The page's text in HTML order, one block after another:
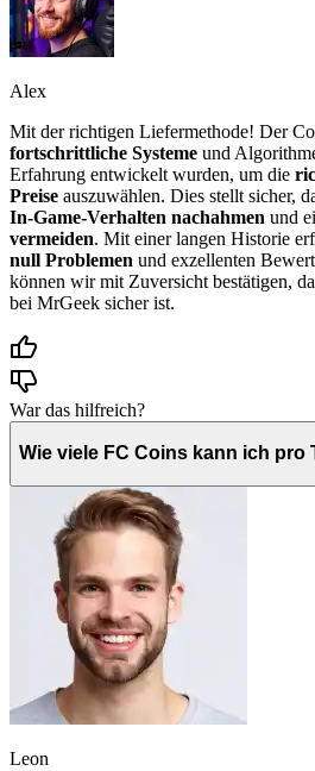
Alex
Mit der richtigen Liefermethode! Der
fortschrittliche Systeme und
Erfahrung entwickelt wurden, um die
Preise auszuwählen. Dies stellt sicher,
In-Game-Verhalten nachahmen und
vermeiden. Mit einer langen Historie
null Problemen und exzellenten
können wir mit Zuversicht bestätigen,
bei MrGeek sicher ist.
War das hilfreich?
Wie viele FC Coins kann ich pro
Leon